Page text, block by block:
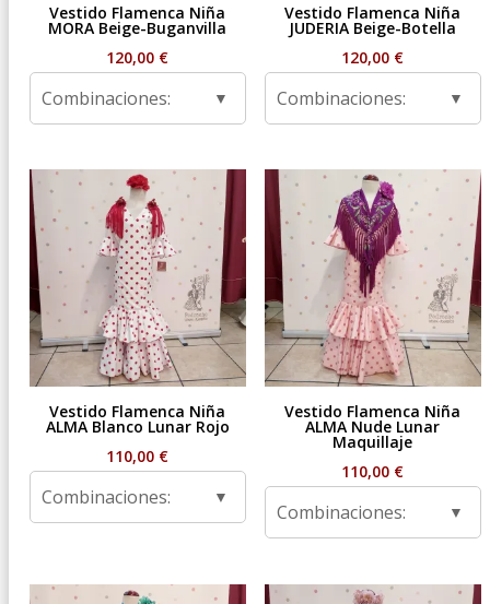
Vestido Flamenca Niña
MORA Beige-Buganvilla
120,00 €
Combinaciones:
Vestido Flamenca Niña
JUDERIA Beige-Botella
120,00 €
Combinaciones:
Vestido Flamenca Niña
ALMA Blanco Lunar Rojo
110,00 €
Combinaciones:
Vestido Flamenca Niña
ALMA Nude Lunar
Maquillaje
110,00 €
Combinaciones: